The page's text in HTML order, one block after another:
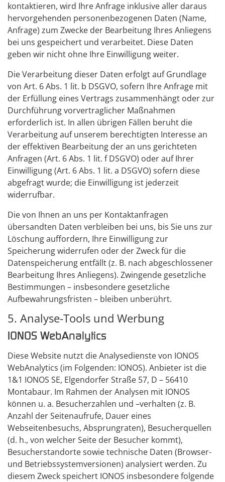
kontaktieren, wird Ihre Anfrage inklusive aller daraus
hervorgehenden personenbezogenen Daten (Name,
Anfrage) zum Zwecke der Bearbeitung Ihres Anliegens
bei uns gespeichert und verarbeitet. Diese Daten
geben wir nicht ohne Ihre Einwilligung weiter.
Die Verarbeitung dieser Daten erfolgt auf Grundlage
von Art. 6 Abs. 1 lit. b DSGVO, sofern Ihre Anfrage mit
der Erfüllung eines Vertrags zusammenhängt oder zur
Durchführung vorvertraglicher Maßnahmen
erforderlich ist. In allen übrigen Fällen beruht die
Verarbeitung auf unserem berechtigten Interesse an
der effektiven Bearbeitung der an uns gerichteten
Anfragen (Art. 6 Abs. 1 lit. f DSGVO) oder auf Ihrer
Einwilligung (Art. 6 Abs. 1 lit. a DSGVO) sofern diese
abgefragt wurde; die Einwilligung ist jederzeit
widerrufbar.
Die von Ihnen an uns per Kontaktanfragen
übersandten Daten verbleiben bei uns, bis Sie uns zur
Löschung auffordern, Ihre Einwilligung zur
Speicherung widerrufen oder der Zweck für die
Datenspeicherung entfällt (z. B. nach abgeschlossener
Bearbeitung Ihres Anliegens). Zwingende gesetzliche
Bestimmungen – insbesondere gesetzliche
Aufbewahrungsfristen – bleiben unberührt.
5. Analyse-Tools und Werbung
IONOS WebAnalytics
Diese Website nutzt die Analysedienste von IONOS
WebAnalytics (im Folgenden: IONOS). Anbieter ist die
1&1 IONOS SE, Elgendorfer Straße 57, D – 56410
Montabaur. Im Rahmen der Analysen mit IONOS
können u. a. Besucherzahlen und –verhalten (z. B.
Anzahl der Seitenaufrufe, Dauer eines
Webseitenbesuchs, Absprungraten), Besucherquellen
(d. h., von welcher Seite der Besucher kommt),
Besucherstandorte sowie technische Daten (Browser-
und Betriebssystemversionen) analysiert werden. Zu
diesem Zweck speichert IONOS insbesondere folgende